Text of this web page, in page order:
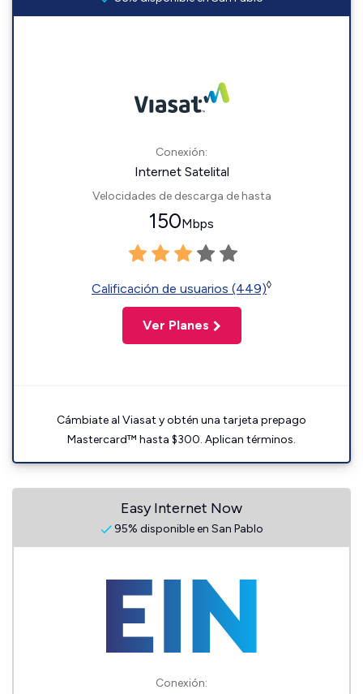
Conexión:
Internet Satelital
Velocidades de descarga de hasta
150Mbps
Calificación de usuarios (449)◊
Ver Planes
Cámbiate al Viasat y obtén una tarjeta prepago
Mastercard™ hasta $300. Aplican términos.
Easy Internet Now
95% disponible en San Pablo
Conexión: